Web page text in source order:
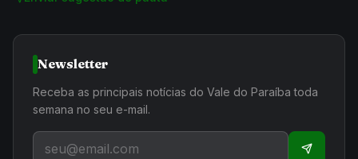
Newsletter
Receba as principais notícias do Vale do Paraíba toda
semana no seu e-mail.